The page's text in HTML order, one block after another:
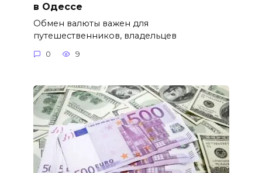
в Одессе
Обмен валюты важен для
путешественников, владельцев
0 9